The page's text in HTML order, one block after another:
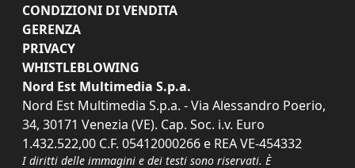
CONDIZIONI DI VENDITA
GERENZA
PRIVACY
WHISTLEBLOWING
Nord Est Multimedia S.p.a.
Nord Est Multimedia S.p.a. - Via Alessandro Poerio,
34, 30171 Venezia (VE). Cap. Soc. i.v. Euro
1.432.522,00 C.F. 05412000266 e REA VE-454332
I diritti delle immagini e dei testi sono riservati. È